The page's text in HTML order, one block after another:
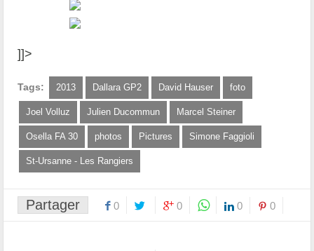
]]>
Tags: 2013 Dallara GP2 David Hauser foto
Joel Volluz Julien Ducommun Marcel Steiner
Osella FA 30 photos Pictures Simone Faggioli
St-Ursanne - Les Rangiers
Partager 0 0 0 0